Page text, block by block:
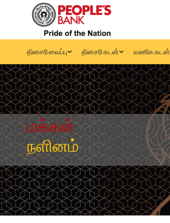
தினசரி வைப்பு தினசரி கடன் வணிக கடன்
மக்கள்
நளினம்